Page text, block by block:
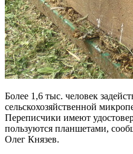
Более 1,6 тыс. человек
сельскохозяйственной
Переписчики имеют
пользуются планшетами,
Олег Князев.